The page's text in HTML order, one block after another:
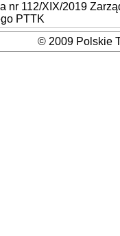
nr 112/XIX/2019
PTTK
© 2009 Polskie